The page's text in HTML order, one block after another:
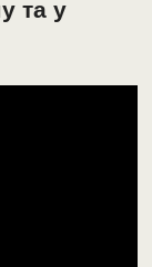
та у